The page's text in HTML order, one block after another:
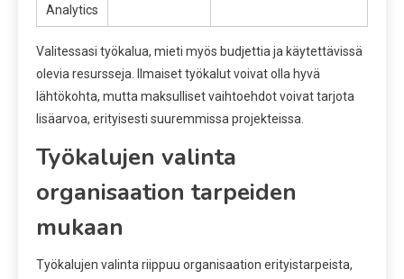
Analytics
Valitessasi työkalua, mieti myös budjettia ja käytettävissä
olevia resursseja. Ilmaiset työkalut voivat olla hyvä
lähtökohta, mutta maksulliset vaihtoehdot voivat tarjota
lisäarvoa, erityisesti suuremmissa projekteissa.
Työkalujen valinta
organisaation tarpeiden
mukaan
Työkalujen valinta riippuu organisaation erityistarpeista,